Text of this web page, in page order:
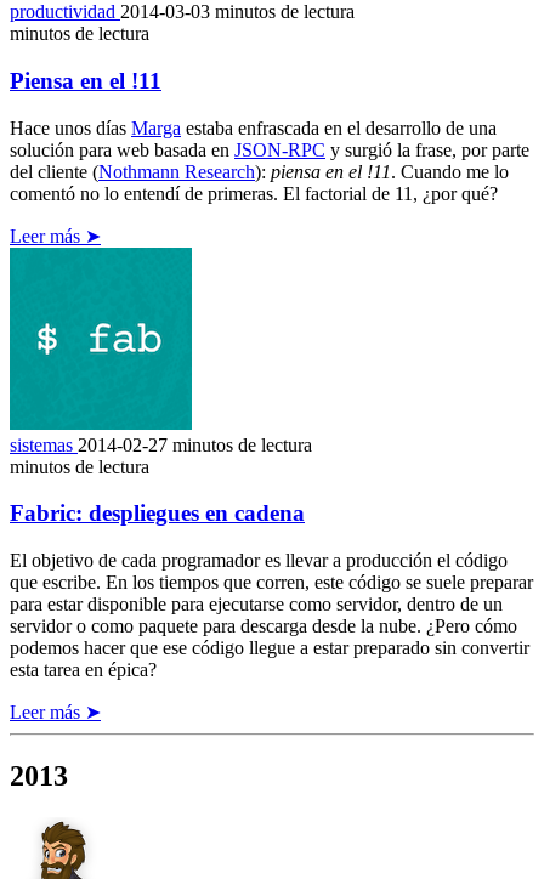
productividad 2014-03-03 minutos de lectura
minutos de lectura
Piensa en el !11
Hace unos días Marga estaba enfrascada en el desarrollo de una
solución para web basada en JSON-RPC y surgió la frase, por parte
del cliente (Nothmann Research): piensa en el !11. Cuando me lo
comentó no lo entendí de primeras. El factorial de 11, ¿por qué?
Leer más ➤
sistemas 2014-02-27 minutos de lectura
minutos de lectura
Fabric: despliegues en cadena
El objetivo de cada programador es llevar a producción el código
que escribe. En los tiempos que corren, este código se suele preparar
para estar disponible para ejecutarse como servidor, dentro de un
servidor o como paquete para descarga desde la nube. ¿Pero cómo
podemos hacer que ese código llegue a estar preparado sin convertir
esta tarea en épica?
Leer más ➤
2013